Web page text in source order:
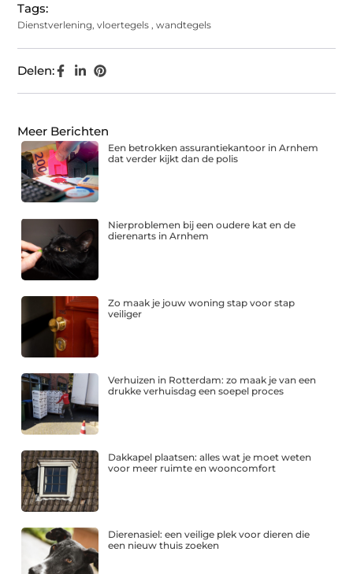
Tags:
Dienstverlening,vloertegels ,wandtegels
Delen:
Meer Berichten
Een betrokken assurantiekantoor in Arnhem
dat verder kijkt dan de polis
Nierproblemen bij een oudere kat en de
dierenarts in Arnhem
Zo maak je jouw woning stap voor stap
veiliger
Verhuizen in Rotterdam: zo maak je van een
drukke verhuisdag een soepel proces
Dakkapel plaatsen: alles wat je moet weten
voor meer ruimte en wooncomfort
Dierenasiel: een veilige plek voor dieren die
een nieuw thuis zoeken